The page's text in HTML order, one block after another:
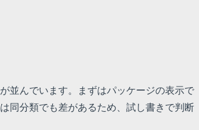
並んでいます。まずはパッケージの表示で
同分類でも差があるため、試し書きで判断